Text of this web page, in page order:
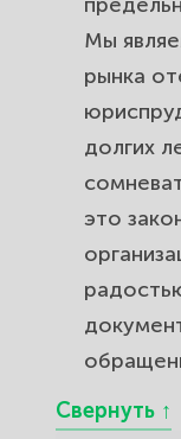
Мы
рынка
долгих
это